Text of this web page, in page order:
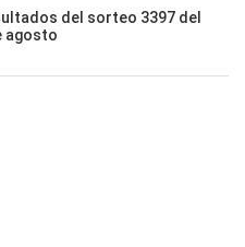
del sorteo 3397 del
agosto